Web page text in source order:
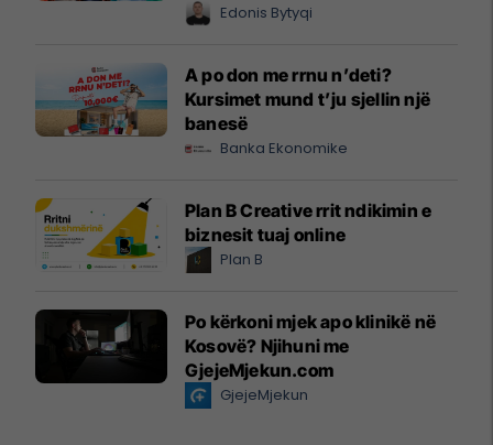
Edonis Bytyqi
A po don me rrnu n’deti?
Kursimet mund t’ju sjellin një
banesë
Banka Ekonomike
Plan B Creative rrit ndikimin e
biznesit tuaj online
Plan B
Po kërkoni mjek apo klinikë në
Kosovë? Njihuni me
GjejeMjekun.com
GjejeMjekun